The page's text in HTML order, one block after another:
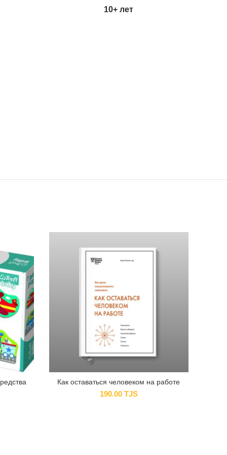
10+ лет
Как оставаться человеком на работе
190.00 TJS